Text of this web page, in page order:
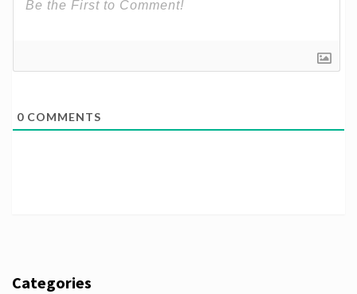
0 COMMENTS
Categories